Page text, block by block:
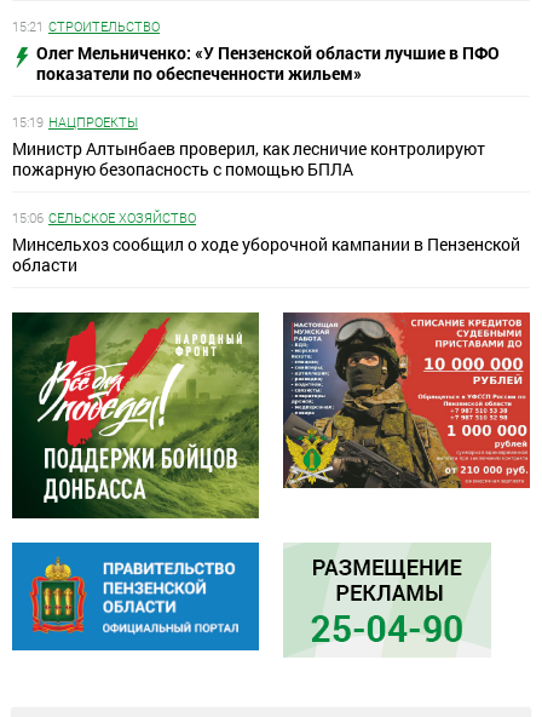
15:21 СТРОИТЕЛЬСТВО
Олег Мельниченко: «У Пензенской области лучшие в ПФО
показатели по обеспеченности жильем»
15:19 НАЦПРОЕКТЫ
Министр Алтынбаев проверил, как лесничие контролируют
пожарную безопасность с помощью БПЛА
15:06 СЕЛЬСКОЕ ХОЗЯЙСТВО
Минсельхоз сообщил о ходе уборочной кампании в Пензенской
области